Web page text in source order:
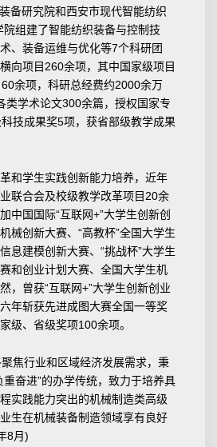
备研究院和西安市现代智能纺织
组建了智能纺织装备与控制技
、装备运维与优化等7个科研团
向项目260余项，其中国家级项目
余项，科研总经费约2000余万
类学术论文300余篇，授权国家专
技成果奖5项，获省部级教学成果
和学生实践创新能力培养，近年
联合会及校级教学改革项目20余
中国国际“互联网+”大学生创新创
械创新大赛、“高教杯”全国大学生
息建模创新大赛、“挑战杯”大学生
和创业计划大赛、全国大学生机
，曾获“互联网+”大学生创新创业
年斩获先进成图大赛全国一等奖
级、省级奖项100余项。
焦行业和区域经济发展需求，秉
重奋进”的办学传统，致力于培养具
实践能力突出的机械制造类高级
生在机械装备制造领域享有良好
8月)